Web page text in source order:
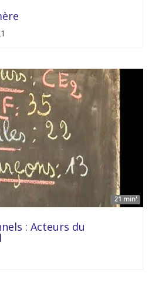
21 min'
: Acteurs du